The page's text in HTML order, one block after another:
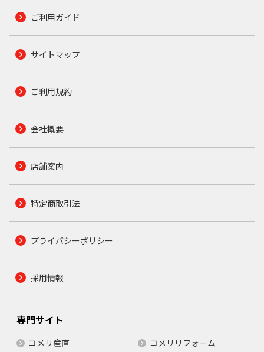
ご利用ガイド
サイトマップ
ご利用規約
会社概要
店舗案内
特定商取引法
プライバシーポリシー
採用情報
専門サイト
コメリ産直 コメリリフォーム